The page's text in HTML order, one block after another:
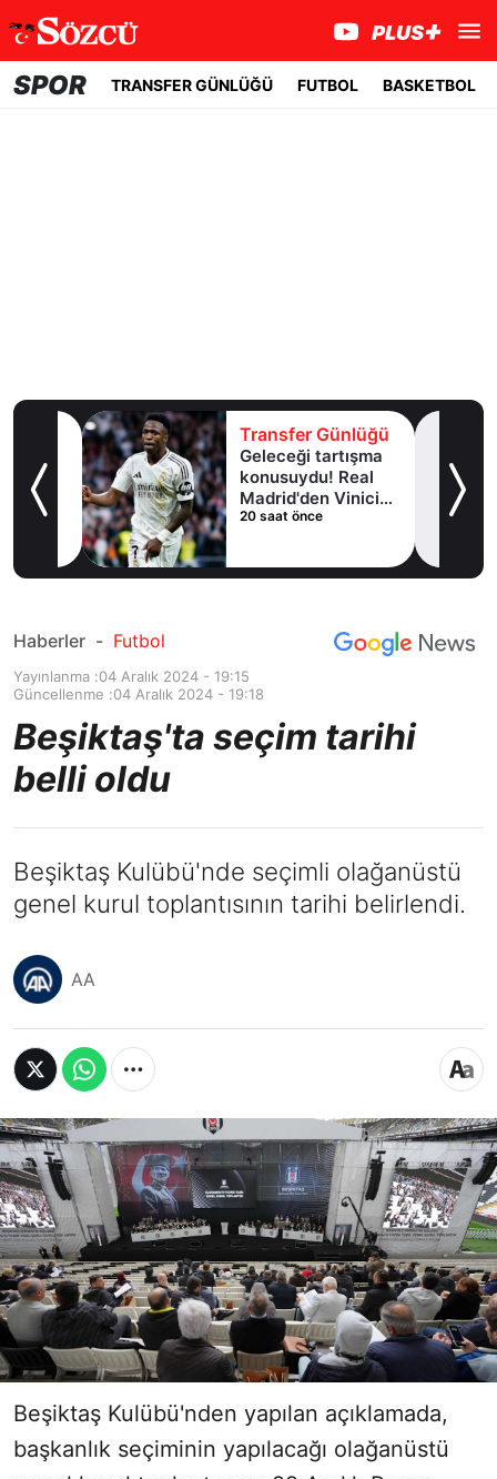
SPOR TRANSFER GÜNLÜĞÜ FUTBOL BASKETBOL
Transfer Günlüğü
Geleceği tartışma
konusuydu! Real
Madrid'den Vinicius
Junior kararı
20 saat önce
Haberler - Futbol
Yayınlanma :04 Aralık 2024 - 19:15
Güncellenme :04 Aralık 2024 - 19:18
Beşiktaş'ta seçim tarihi
belli oldu
Beşiktaş Kulübü'nde seçimli olağanüstü
genel kurul toplantısının tarihi belirlendi.
AA
Beşiktaş Kulübü'nden yapılan açıklamada,
başkanlık seçiminin yapılacağı olağanüstü